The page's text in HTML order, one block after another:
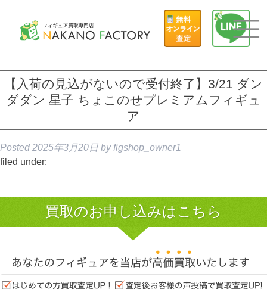
【入荷の見込がないので受付終了】3/21 ダン
ダダン 星子 ちょこのせプレミアムフィギュ
ア
Posted 2025年3月20日 by figshop_owner1
filed under:
買取のお申し込みはこちら